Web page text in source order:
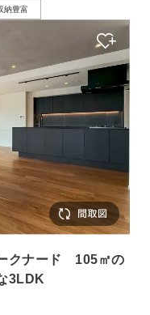
納豊富
クナード 105㎡の
3LDK